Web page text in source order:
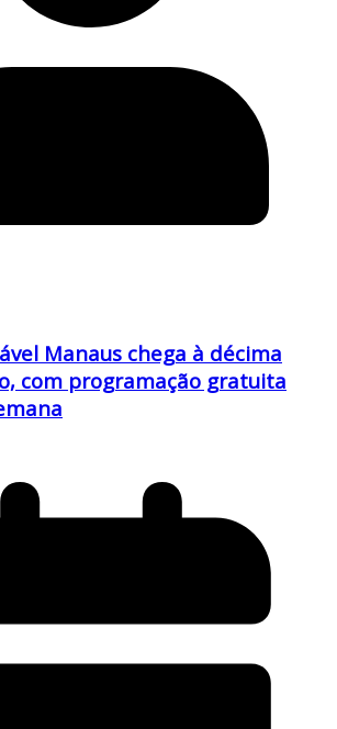
Manaus chega à décima
com programação gratuita